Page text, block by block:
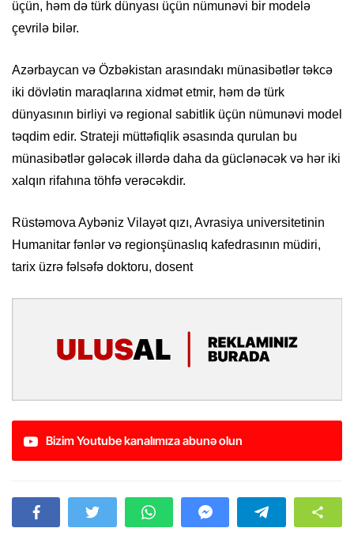
üçün, həm də türk dünyası üçün nümunəvi bir modelə
çevrilə bilər.
Azərbaycan və Özbəkistan arasındakı münasibətlər təkcə
iki dövlətin maraqlarına xidmət etmir, həm də türk
dünyasının birliyi və regional sabitlik üçün nümunəvi model
təqdim edir. Strateji müttəfiqlik əsasında qurulan bu
münasibətlər gələcək illərdə daha da güclənəcək və hər iki
xalqın rifahına töhfə verəcəkdir.
Rüstəmova Aybəniz Vilayət qızı, Avrasiya universitetinin
Humanitar fənlər və regionşünaslıq kafedrasının müdiri,
tarix üzrə fəlsəfə doktoru, dosent
Bizim Youtube kanalımıza abunə olun